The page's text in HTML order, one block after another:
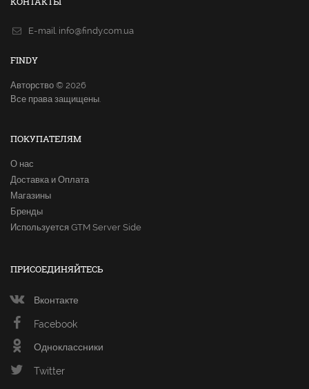
E-mail. info@findy.com.ua
FINDY
Авторство © 2026
Все права защищены.
ПОКУПАТЕЛЯМ
О нас
Доставка и Оплата
Магазины
Бренды
Используется GTM Server Side
ПРИСОЕДИНЯЙТЕСЬ
Вконтакте
Facebook
Одноклассники
Twitter